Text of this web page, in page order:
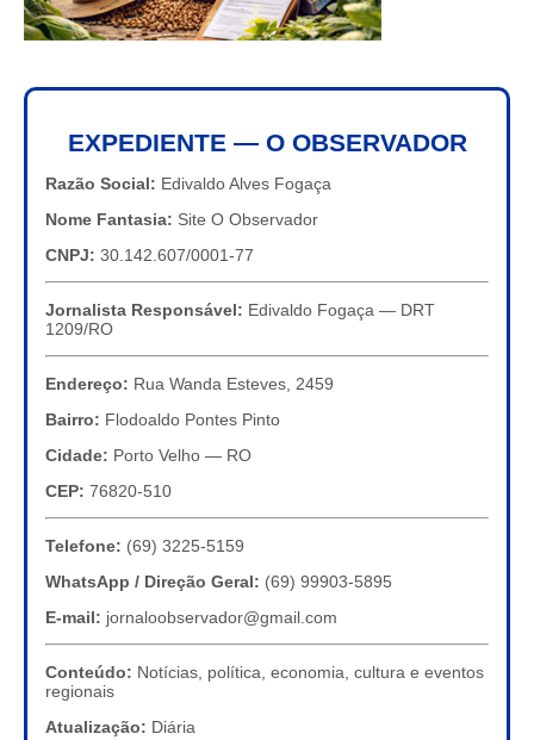
EXPEDIENTE — O OBSERVADOR
Razão Social: Edivaldo Alves Fogaça
Nome Fantasia: Site O Observador
CNPJ: 30.142.607/0001-77
Jornalista Responsável: Edivaldo Fogaça — DRT
1209/RO
Endereço: Rua Wanda Esteves, 2459
Bairro: Flodoaldo Pontes Pinto
Cidade: Porto Velho — RO
CEP: 76820-510
Telefone: (69) 3225-5159
WhatsApp / Direção Geral: (69) 99903-5895
E-mail: jornaloobservador@gmail.com
Conteúdo: Notícias, política, economia, cultura e eventos
regionais
Atualização: Diária